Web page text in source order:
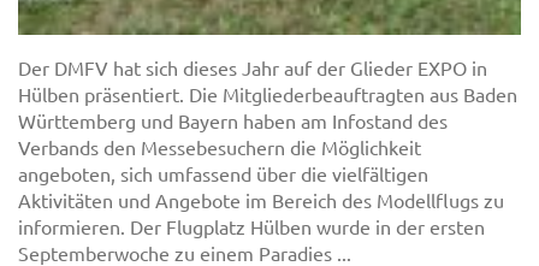
Der DMFV hat sich dieses Jahr auf der Glieder EXPO in
Hülben präsentiert. Die Mitgliederbeauftragten aus Baden
Württemberg und Bayern haben am Infostand des
Verbands den Messebesuchern die Möglichkeit
angeboten, sich umfassend über die vielfältigen
Aktivitäten und Angebote im Bereich des Modellflugs zu
informieren. Der Flugplatz Hülben wurde in der ersten
Septemberwoche zu einem Paradies ...